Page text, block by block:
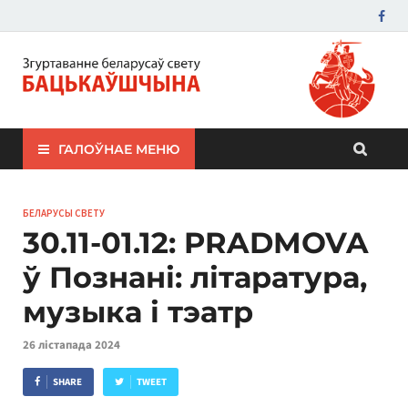
ЗБС "Бацькаўшчына"
ГАЛОЎНАЕ МЕНЮ
БЕЛАРУСЫ СВЕТУ
30.11-01.12: PRADMOVA
ў Познані: літаратура,
музыка і тэатр
26 лістапада 2024
SHARE TWEET